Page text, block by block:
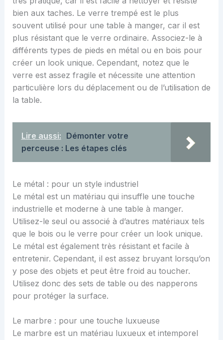
bien aux taches. Le verre trempé est le plus
souvent utilisé pour une table à manger, car il est
plus résistant que le verre ordinaire. Associez-le à
différents types de pieds en métal ou en bois pour
créer un look unique. Cependant, notez que le
verre est assez fragile et nécessite une attention
particulière lors du déplacement ou de l’utilisation de
la table.
Lire aussi: Démonter votre
perceuse : Les étapes clés
Le métal : pour un style industriel
Le métal est un matériau qui insuffle une touche
industrielle et moderne à une table à manger.
Utilisez-le seul ou associé à d’autres matériaux tels
que le bois ou le verre pour créer un look unique.
Le métal est également très résistant et facile à
entretenir. Cependant, il est assez bruyant lorsqu’on
y pose des objets et peut être froid au toucher.
Utilisez donc des sets de table ou des napperons
pour protéger la surface.
Le marbre : pour une touche luxueuse
Le marbre est un matériau luxueux et intemporel